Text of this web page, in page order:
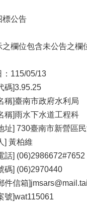
標公告
之欄位包含未公告之欄
：115/05/13
碼]3.95.25
稱]臺南市政府水利局
稱]雨水下水道工程科
址] 730臺南市新營區
] 黃柏維
話] (06)2986672#7652
碼] (06)2970440
件信箱
號]wat115061